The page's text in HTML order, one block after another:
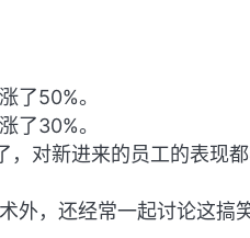
了50%。
了30%。
对新进来的员工的表现都
外，还经常一起讨论这搞